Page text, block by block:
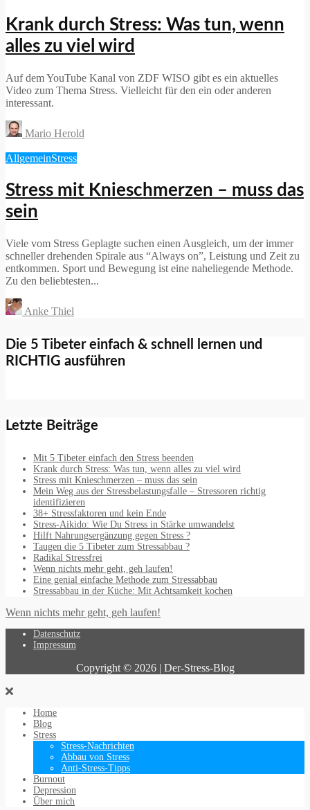
Krank durch Stress: Was tun, wenn
alles zu viel wird
Auf dem YouTube Kanal von ZDF WISO gibt es ein aktuelles
Video zum Thema Stress. Vielleicht für den ein oder anderen
interessant.
Mario Herold
AllgemeinStress
Stress mit Knieschmerzen – muss das
sein
Viele vom Stress Geplagte suchen einen Ausgleich, um der immer
schneller drehenden Spirale aus “Always on”, Leistung und Zeit zu
entkommen. Sport und Bewegung ist eine naheliegende Methode.
Zu den beliebtesten...
Anke Thiel
Die 5 Tibeter einfach & schnell lernen und
RICHTIG ausführen
Letzte Beiträge
Mit 5 Tibeter einfach den Stress beenden
Krank durch Stress: Was tun, wenn alles zu viel wird
Stress mit Knieschmerzen – muss das sein
Mein Weg aus der Stressbelastungsfalle – Stressoren richtig
identifizieren
38+ Stressfaktoren und kein Ende
Stress-Aikido: Wie Du Stress in Stärke umwandelst
Hilft Nahrungsergänzung gegen Stress ?
Taugen die 5 Tibeter zum Stressabbau ?
Radikal Stressfrei
Wenn nichts mehr geht, geh laufen!
Eine genial einfache Methode zum Stressabbau
Stressabbau in der Küche: Mit Achtsamkeit kochen
Wenn nichts mehr geht, geh laufen!
Datenschutz
Impressum
Copyright © 2026 | Der-Stress-Blog
Home
Blog
Stress
Stress-Nachrichten
Abbau von Stress
Anti-Stress-Tipps
Burnout
Depression
Über mich